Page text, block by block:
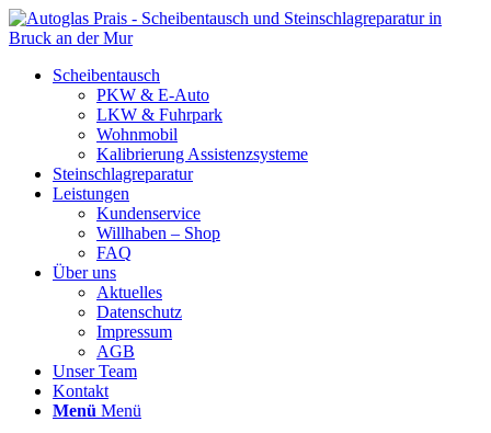
Scheibentausch
PKW & E-Auto
LKW & Fuhrpark
Wohnmobil
Kalibrierung Assistenzsysteme
Steinschlagreparatur
Leistungen
Kundenservice
Willhaben – Shop
FAQ
Über uns
Aktuelles
Datenschutz
Impressum
AGB
Unser Team
Kontakt
Menü Menü